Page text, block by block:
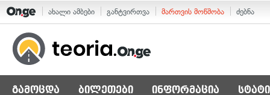
ახალი ამბები განტვირთვა მართვის მოწმობა ძებნა
გამოცდა ბილეთები ინფორმაცია